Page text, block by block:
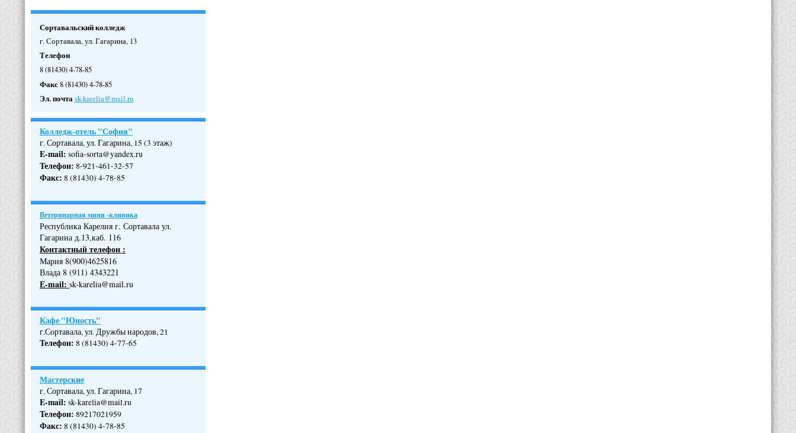
Сортавальский колледж
г. Сортавала, ул. Гагарина, 13
Телефон
8 (81430) 4-78-85
Факс8 (81430) 4-78-85
Эл. почтаsk-karelia@mail.ru
Колледж-отель "София"
г. Сортавала, ул. Гагарина, 15 (3 этаж)
E-mail: sofia-sorta@yandex.ru
Телефон: 8-921-461-32-57
Факс: 8 (81430) 4-78-85
Ветеринарная мини -клиника
Республика Карелия г. Сортавала ул.
Гагарина д.13,каб. 116
Контактный телефон :
Мария 8(900)4625816
Влада 8 (911) 4343221
Е-mail: sk-karelia@mail.ru
Кафе "Юность"
г.Сортавала, ул. Дружбы народов, 21
Телефон: 8 (81430) 4-77-65
Мастерские
г. Сортавала, ул. Гагарина, 17
E-mail: sk-karelia@mail.ru
Телефон: 89217021959
Факс: 8 (81430) 4-78-85